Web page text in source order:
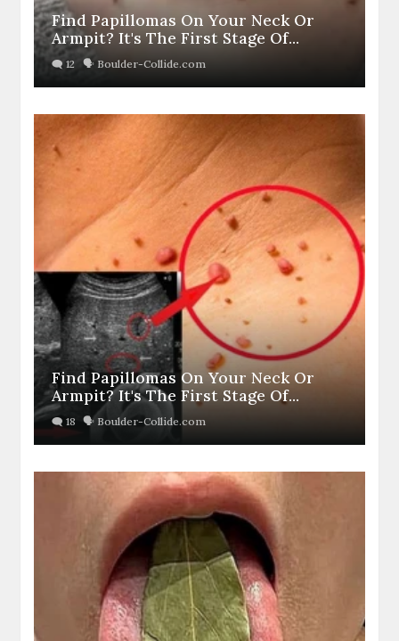
Find Papillomas On Your Neck Or
Armpit? It's The First Stage Of...
Find Papillomas On Your Neck Or
Armpit? It's The First Stage Of...